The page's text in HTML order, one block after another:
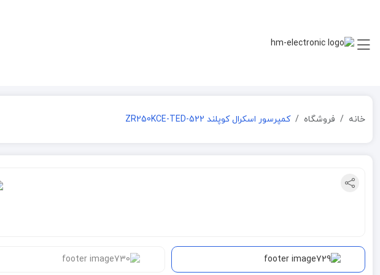
خانه فروشگاه کمپرسور اسکرال کوپلند ZR250KCE-TED-522